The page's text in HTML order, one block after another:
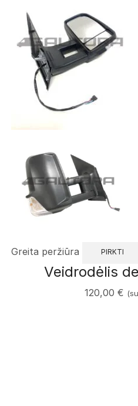
Greita peržiūra PIRKTI
Veidrodėlis
120,00 €